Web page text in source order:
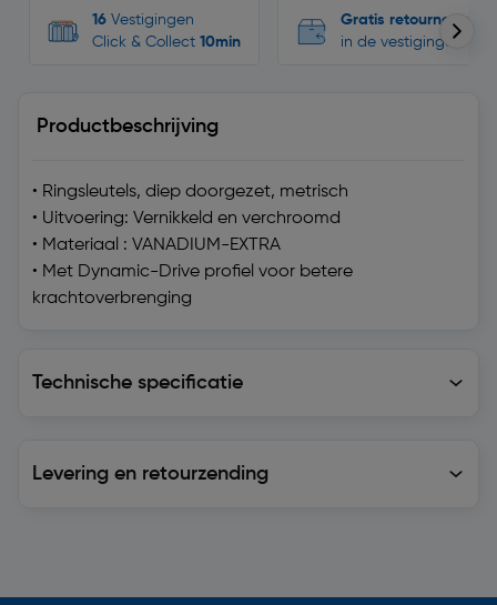
16 Vestigingen
Click & Collect 10min
Gratis retourneren
in de vestigingen
Productbeschrijving
• Ringsleutels, diep doorgezet, metrisch
• Uitvoering: Vernikkeld en verchroomd
• Materiaal : VANADIUM-EXTRA
• Met Dynamic-Drive profiel voor betere
krachtoverbrenging
Technische specificatie
Levering en retourzending